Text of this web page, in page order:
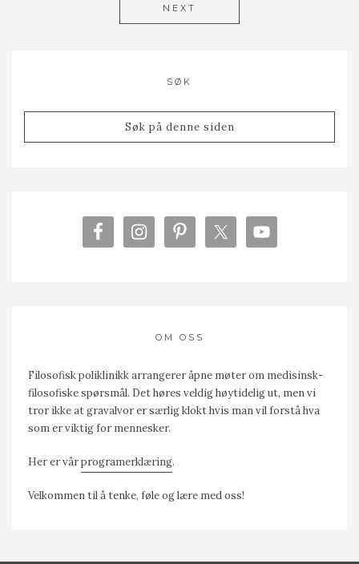
NEXT
SØK
OM OSS
Filosofisk poliklinikk arrangerer åpne møter om medisinsk-
filosofiske spørsmål. Det høres veldig høytidelig ut, men vi
tror ikke at gravalvor er særlig klokt hvis man vil forstå hva
som er viktig for mennesker.
Her er vårprogramerklæring.
Velkommen til å tenke, føle og lære med oss!